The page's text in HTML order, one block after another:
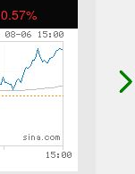
0.57%